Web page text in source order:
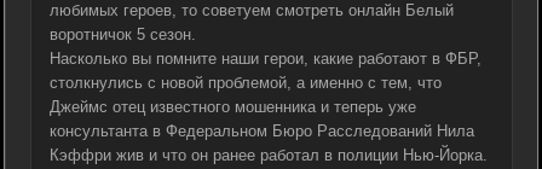
любимых героев, то советуем смотреть онлайн Белый
воротничок 5 сезон.
Насколько вы помните наши герои, какие работают в ФБР,
столкнулись с новой проблемой, а именно с тем, что
Джеймс отец известного мошенника и теперь уже
консультанта в Федеральном Бюро Расследований Нила
Кэффри жив и что он ранее работал в полиции Нью-Йорка.